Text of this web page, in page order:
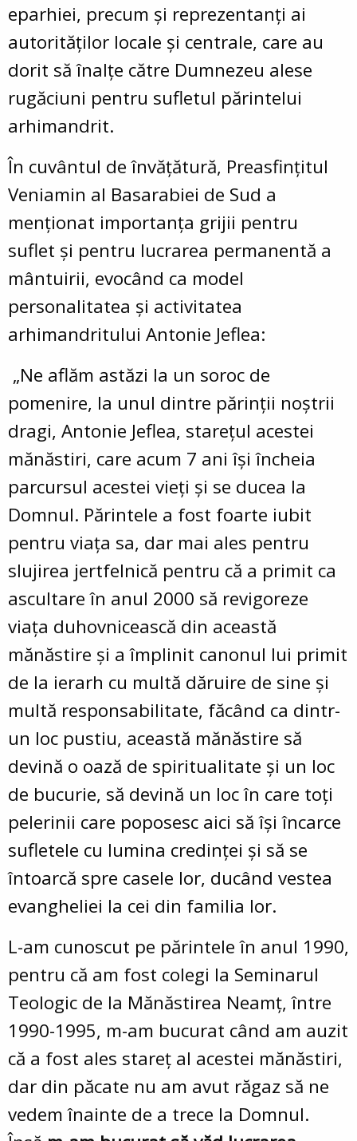
eparhiei, precum și reprezentanți ai
autorităților locale și centrale, care au
dorit să înalțe către Dumnezeu alese
rugăciuni pentru sufletul părintelui
arhimandrit.
În cuvântul de învățătură, Preasfințitul
Veniamin al Basarabiei de Sud a
menționat importanța grijii pentru
suflet și pentru lucrarea permanentă a
mântuirii, evocând ca model
personalitatea și activitatea
arhimandritului Antonie Jeflea:
„Ne aflăm astăzi la un soroc de
pomenire, la unul dintre părinții noștrii
dragi, Antonie Jeflea, starețul acestei
mănăstiri, care acum 7 ani își încheia
parcursul acestei vieți și se ducea la
Domnul. Părintele a fost foarte iubit
pentru viața sa, dar mai ales pentru
slujirea jertfelnică pentru că a primit ca
ascultare în anul 2000 să revigoreze
viața duhovnicească din această
mănăstire și a împlinit canonul lui primit
de la ierarh cu multă dăruire de sine și
multă responsabilitate, făcând ca dintr-
un loc pustiu, această mănăstire să
devină o oază de spiritualitate și un loc
de bucurie, să devină un loc în care toți
pelerinii care poposesc aici să își încarce
sufletele cu lumina credinței și să se
întoarcă spre casele lor, ducând vestea
evangheliei la cei din familia lor.
L-am cunoscut pe părintele în anul 1990,
pentru că am fost colegi la Seminarul
Teologic de la Mănăstirea Neamț, între
1990-1995, m-am bucurat când am auzit
că a fost ales stareț al acestei mănăstiri,
dar din păcate nu am avut răgaz să ne
vedem înainte de a trece la Domnul.